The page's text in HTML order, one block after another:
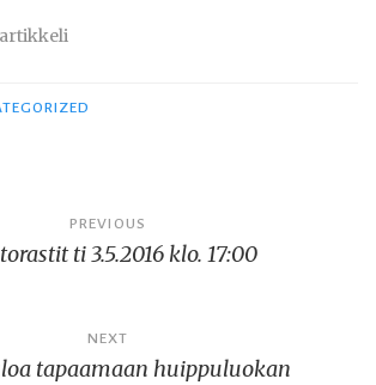
PREVIOUS
ti 3.5.2016 klo. 17:00
NEXT
tapaamaan huippuluokan